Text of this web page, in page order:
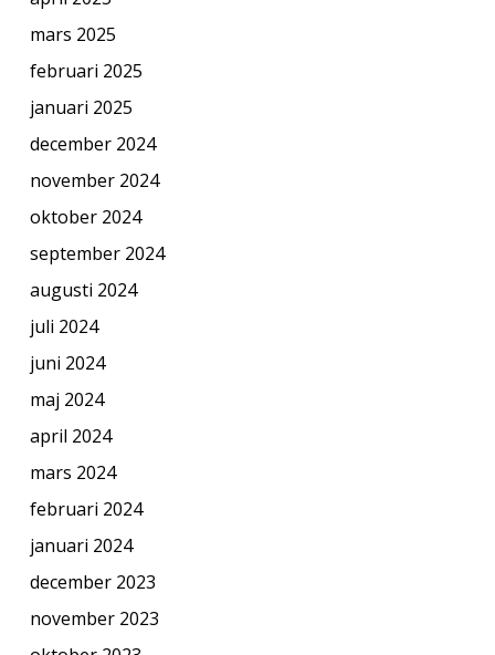
mars 2025
februari 2025
januari 2025
december 2024
november 2024
oktober 2024
september 2024
augusti 2024
juli 2024
juni 2024
maj 2024
april 2024
mars 2024
februari 2024
januari 2024
december 2023
november 2023